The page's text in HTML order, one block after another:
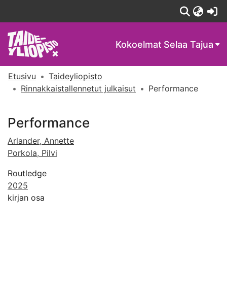
Kokoelmat Selaa Tajua
Etusivu
Taideyliopisto
Rinnakkaistallennetut julkaisut
Performance
Performance
Arlander, Annette
Porkola, Pilvi
Routledge
2025
kirjan osa